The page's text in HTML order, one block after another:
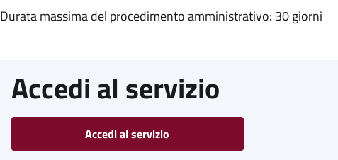
Durata massima del procedimento amministrativo: 30 giorni
Accedi al servizio
Accedi al servizio